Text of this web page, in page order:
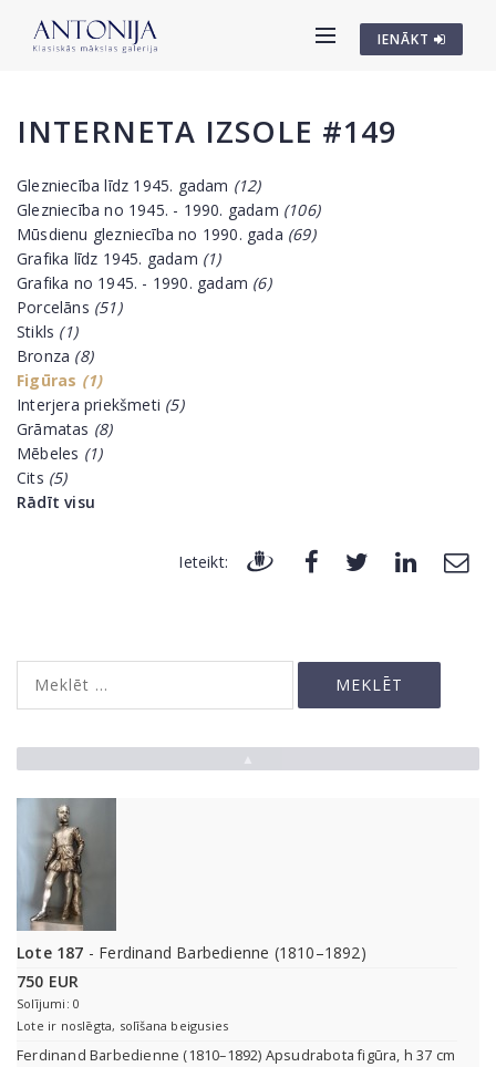
IENĀKT
INTERNETA IZSOLE #149
Glezniecība līdz 1945. gadam (12)
Glezniecība no 1945. - 1990. gadam (106)
Mūsdienu glezniecība no 1990. gada (69)
Grafika līdz 1945. gadam (1)
Grafika no 1945. - 1990. gadam (6)
Porcelāns (51)
Stikls (1)
Bronza (8)
Figūras (1)
Interjera priekšmeti (5)
Grāmatas (8)
Mēbeles (1)
Cits (5)
Rādīt visu
Ieteikt:
Lote 187 - Ferdinand Barbedienne (1810–1892)
750 EUR
Solījumi: 0
Lote ir noslēgta, solīšana beigusies
Ferdinand Barbedienne (1810–1892) Apsudrabota figūra, h 37 cm